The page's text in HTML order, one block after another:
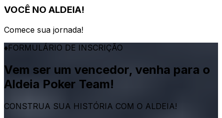
VOCÊ NO ALDEIA!
Comece sua jornada!
♦FORMULÁRIO DE INSCRIÇÃO
Vem ser um vencedor, venha para o
Aldeia Poker Team!
CONSTRUA SUA HISTÓRIA COM O ALDEIA!